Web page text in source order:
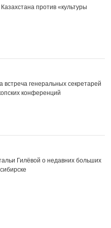
против «культуры
встреча генеральных секретарей
конференций
Гилёвой о недавних больших